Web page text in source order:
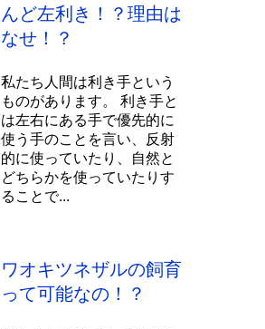
んど左利き！？理由は
なせ！？
私たち人間は利き手という
ものがあります。 利き手と
は左右にある手で優先的に
使う手のことを言い、反射
的に使っていたり、自然と
どちらかを使っていたりす
ることで...
ワオキツネザルの飼育
って可能なの！？